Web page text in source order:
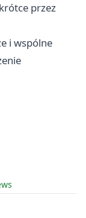
przez
i wspólne